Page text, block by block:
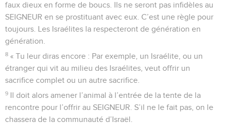
faux dieux en forme de boucs. Ils ne seront pas infidèles au
SEIGNEUR en se prostituant avec eux. C’est une règle pour
toujours. Les Israélites la respecteront de génération en
génération.
8 « Tu leur diras encore : Par exemple, un Israélite, ou un
étranger qui vit au milieu des Israélites, veut offrir un
sacrifice complet ou un autre sacrifice.
9 Il doit alors amener l’animal à l’entrée de la tente de la
rencontre pour l’offrir au SEIGNEUR. S’il ne le fait pas, on le
chassera de la communauté d’Israël.